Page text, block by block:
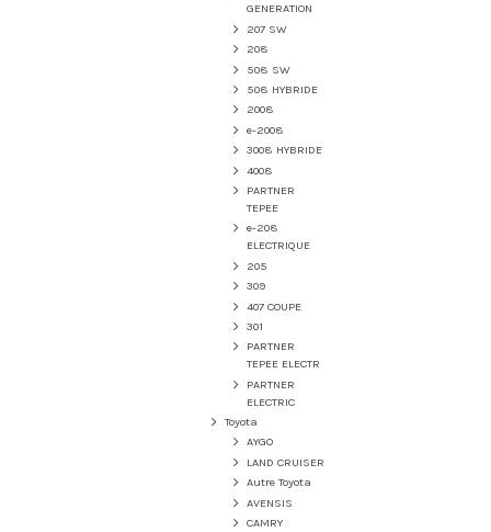
GENERATION
207 SW
208
508 SW
508 HYBRIDE
2008
e-2008
3008 HYBRIDE
4008
PARTNER
TEPEE
e-208
ELECTRIQUE
205
309
407 COUPE
301
PARTNER
TEPEE ELECTR
PARTNER
ELECTRIC
Toyota
AYGO
LAND CRUISER
Autre Toyota
AVENSIS
CAMRY